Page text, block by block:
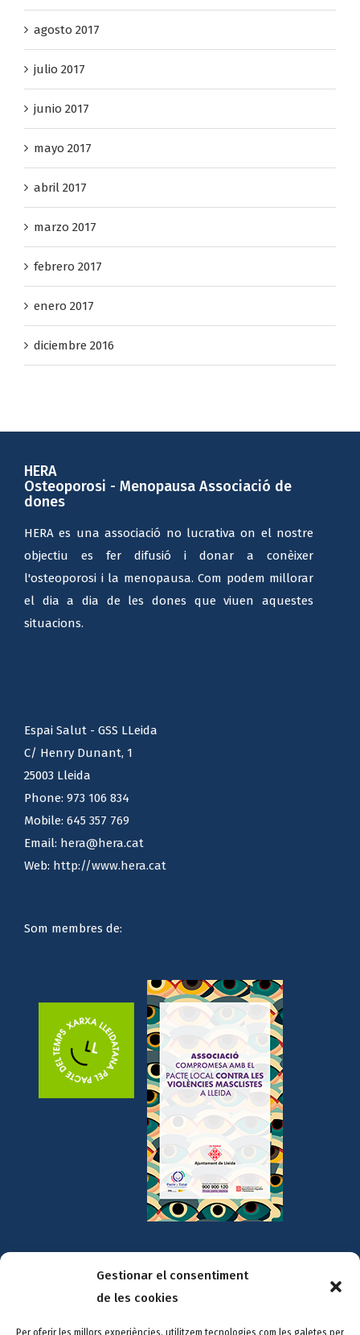
Gestionar el consentiment
de les cookies
Per oferir les millors experiències, utilitzem tecnologies com les galetes per
agosto 2017
julio 2017
junio 2017
mayo 2017
abril 2017
marzo 2017
febrero 2017
enero 2017
diciembre 2016
HERA
Osteoporosi - Menopausa Associació de
dones
HERA es una associació no lucrativa on el nostre
objectiu es fer difusió i donar a conèixer
l'osteoporosi i la menopausa. Com podem millorar
el dia a dia de les dones que viuen aquestes
situacions.
Espai Salut - GSS LLeida
C/ Henry Dunant, 1
25003 Lleida
Phone: 973 106 834
Mobile: 645 357 769
Email: hera@hera.cat
Web: http://www.hera.cat
Som membres de:
Amb la col·laboració de: